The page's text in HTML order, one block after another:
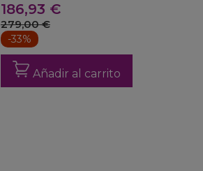
186,93 €
279,00 €
-33%
Añadir al carrito